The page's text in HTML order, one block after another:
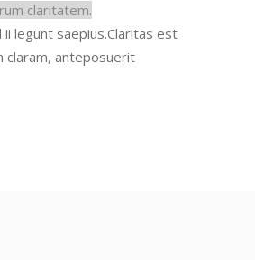
claritatem.
legunt saepius.Claritas est
claram, anteposuerit